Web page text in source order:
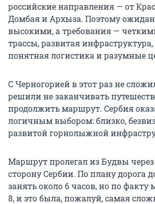
российские направления — от
Домбая и Архыза. Поэтому
высокими, а требования —
трассы, развитая
понятная логистика и разумные
С Черногорией в этот раз не
решили не заканчивать
продолжить маршрут. Сербия
логичным выбором: близко,
развитой горнолыжной
Маршрут пролегал из Будвы
сторону Сербии. По плану дорога
занять около 6 часов, но по
8, и это была, пожалуй, самая